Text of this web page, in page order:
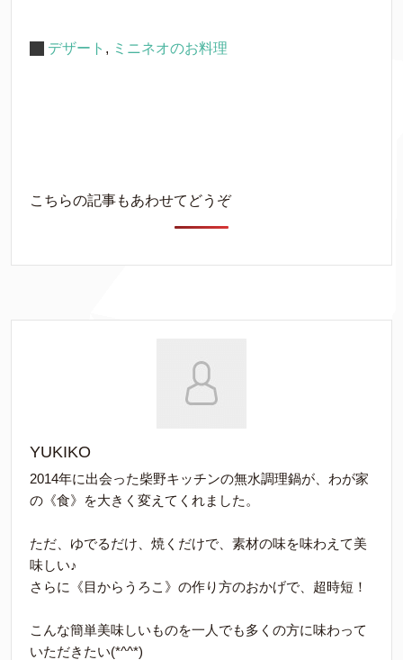
デザート , ミニネオのお料理
こちらの記事もあわせてどうぞ
YUKIKO
2014年に出会った柴野キッチンの無水調理鍋が、わが家
の《食》を大きく変えてくれました。
ただ、ゆでるだけ、焼くだけで、素材の味を味わえて美
味しい♪
さらに《目からうろこ》の作り方のおかげで、超時短！
こんな簡単美味しいものを一人でも多くの方に味わって
いただきたい(*^^*)